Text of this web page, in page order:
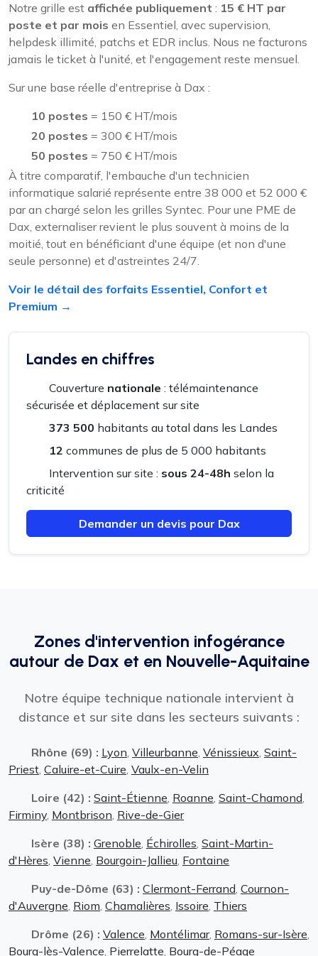
Notre grille est affichée publiquement : 15 € HT par
poste et par mois en Essentiel, avec supervision,
helpdesk illimité, patchs et EDR inclus. Nous ne facturons
jamais le ticket à l'unité, et l'engagement reste mensuel.
Sur une base réelle d'entreprise à Dax :
10 postes = 150 € HT/mois
20 postes = 300 € HT/mois
50 postes = 750 € HT/mois
À titre comparatif, l'embauche d'un technicien
informatique salarié représente entre 38 000 et 52 000 €
par an chargé selon les grilles Syntec. Pour une PME de
Dax, externaliser revient le plus souvent à moins de la
moitié, tout en bénéficiant d'une équipe (et non d'une
seule personne) et d'astreintes 24/7.
Voir le détail des forfaits Essentiel, Confort et
Premium →
Landes en chiffres
Couverture nationale : télémaintenance
sécurisée et déplacement sur site
373 500 habitants au total dans les Landes
12 communes de plus de 5 000 habitants
Intervention sur site : sous 24-48h selon la
criticité
Demander un devis pour Dax
Zones d'intervention infogérance
autour de Dax et en Nouvelle-Aquitaine
Notre équipe technique nationale intervient à
distance et sur site dans les secteurs suivants :
Rhône (69) : Lyon Villeurbanne Vénissieux Saint-
Priest Caluire-et-Cuire Vaulx-en-Velin
Loire (42) : Saint-Étienne Roanne Saint-Chamond
Firminy Montbrison Rive-de-Gier
Isère (38) : Grenoble Échirolles Saint-Martin-
d'Hères Vienne Bourgoin-Jallieu Fontaine
Puy-de-Dôme (63) : Clermont-Ferrand Cournon-
d'Auvergne Riom Chamalières Issoire Thiers
Drôme (26) : Valence Montélimar, Romans-sur-Isère
Bourg-lès-Valence Pierrelatte Bourg-de-Péage